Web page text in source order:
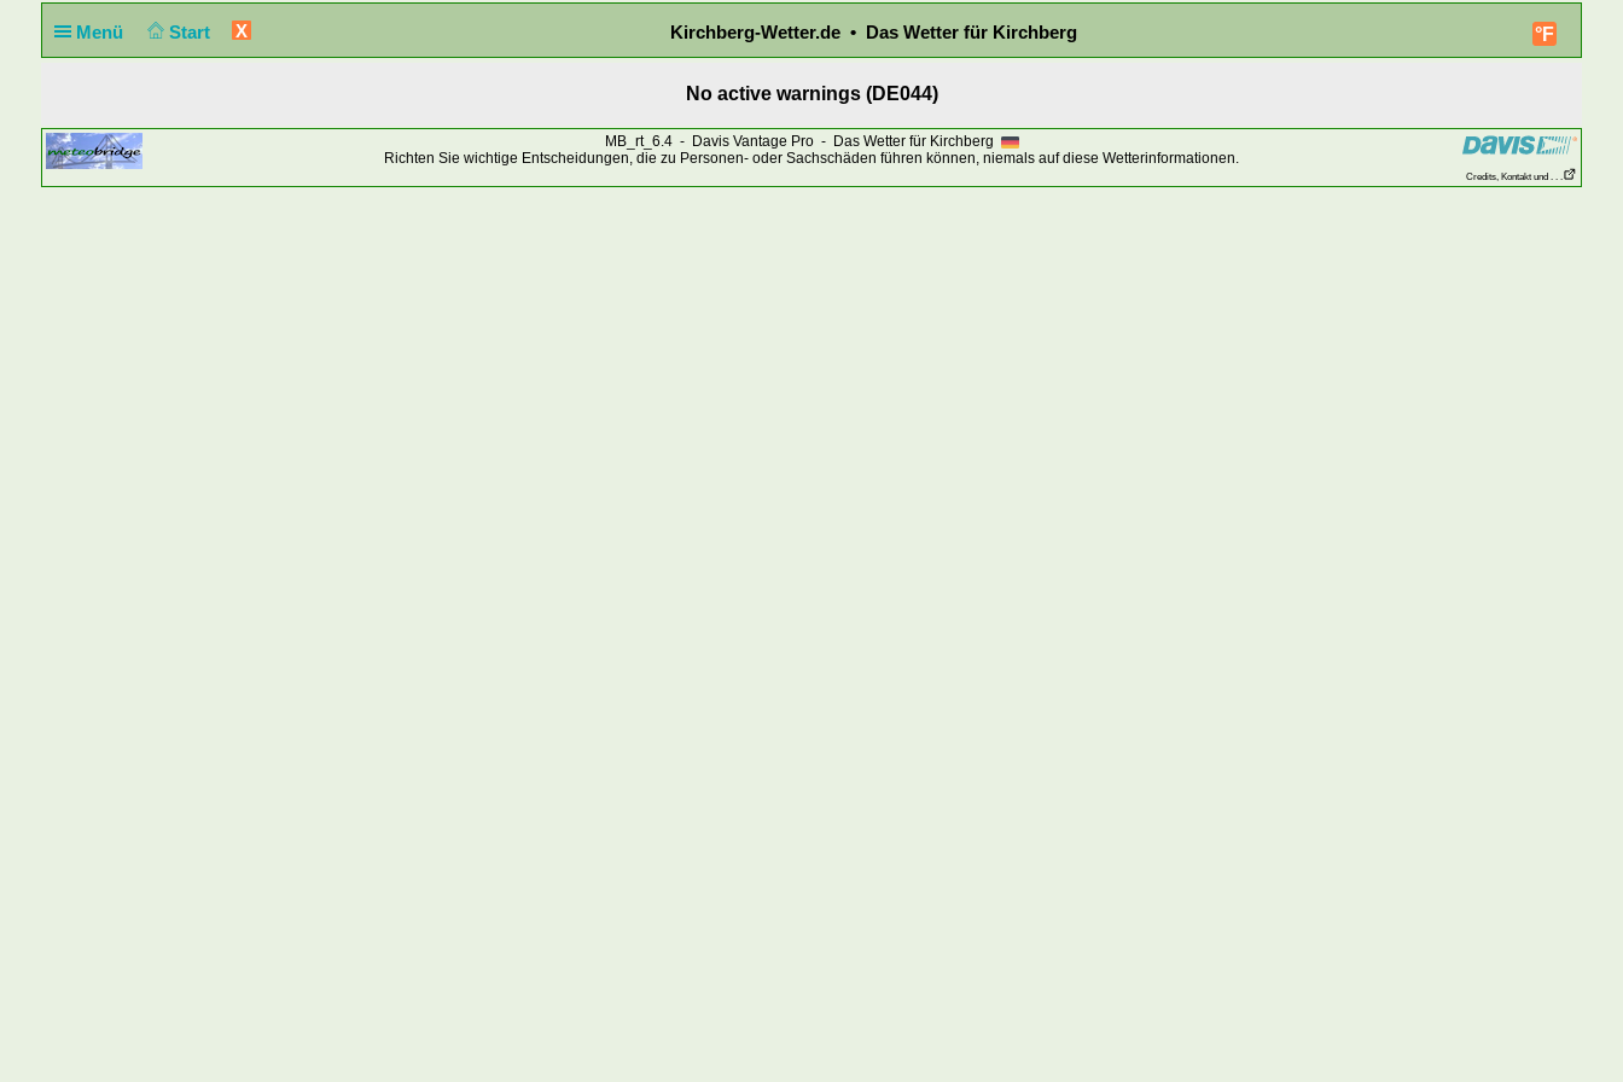
Menü Start X °F
Kirchberg-Wetter.de • Das Wetter für Kirchberg
No active warnings (DE044)
MB_rt_6.4 - Davis Vantage Pro - Das Wetter für Kirchberg
Richten Sie wichtige Entscheidungen, die zu Personen- oder Sachschäden führen können, niemals auf diese Wetterinformationen.
Credits, Kontakt und . . .